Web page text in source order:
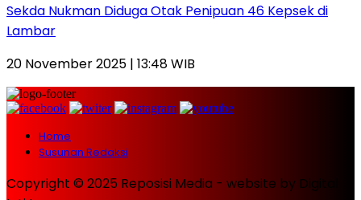
Sekda Nukman Diduga Otak Penipuan 46 Kepsek di
Lambar
20 November 2025 | 13:48 WIB
Home
Susunan Redaksi
Copyright © 2025 Reposisi Media - website by Digital